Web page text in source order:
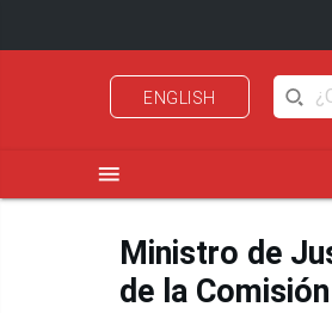
ENGLISH
menu
Ministro de
de la